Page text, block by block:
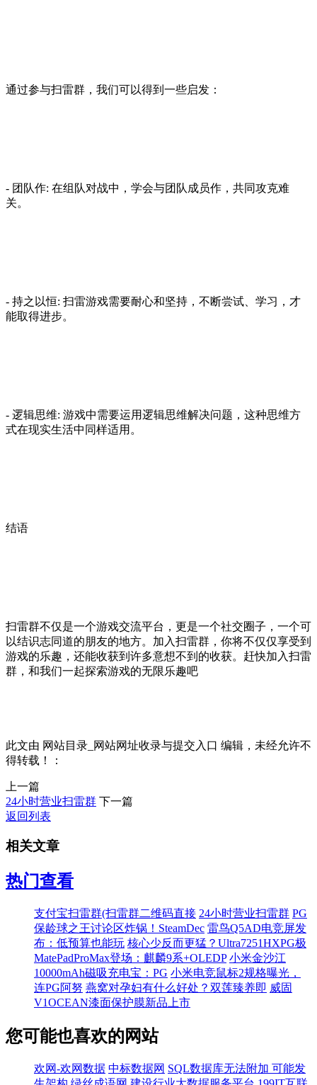
通过参与扫雷群，我们可以得到一些启发：
- 团队作: 在组队对战中，学会与团队成员作，共同攻克难
关。
- 持之以恒: 扫雷游戏需要耐心和坚持，不断尝试、学习，才
能取得进步。
- 逻辑思维: 游戏中需要运用逻辑思维解决问题，这种思维方
式在现实生活中同样适用。
结语
扫雷群不仅是一个游戏交流平台，更是一个社交圈子，一个可
以结识志同道的朋友的地方。加入扫雷群，你将不仅仅享受到
游戏的乐趣，还能收获到许多意想不到的收获。赶快加入扫雷
群，和我们一起探索游戏的无限乐趣吧
此文由 网站目录_网站网址收录与提交入口 编辑，未经允许不
得转载！：
上一篇
24小时营业扫雷群 下一篇
返回列表
相关文章
热门查看
支付宝扫雷群(扫雷群二维码直接 24小时营业扫雷群 PG
保龄球之王讨论区炸锅！SteamDec 雷鸟Q5AD电竞屏发
布：低预算也能玩 核心少反而更猛？Ultra7251HXPG极
MatePadProMax登场：麒麟9系+OLEDP 小米金沙江
10000mAh磁吸充电宝：PG 小米电竞鼠标2规格曝光，
连PG阿努 燕窝对孕妇有什么好处？双莲臻养即 威固
V1OCEAN漆面保护膜新品上市
您可能也喜欢的网站
欢网-欢网数据 中标数据网 SQL数据库无法附加 可能发